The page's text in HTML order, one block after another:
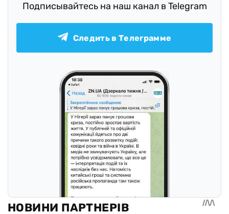
Подписывайтесь на наш канал в Telegram
Следить в Телеграмме